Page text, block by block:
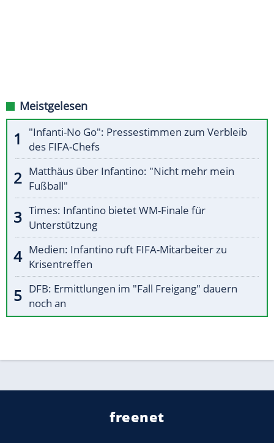
Meistgelesen
"Infanti-No Go": Pressestimmen zum Verbleib
des FIFA-Chefs
Matthäus über Infantino: "Nicht mehr mein
Fußball"
Times: Infantino bietet WM-Finale für
Unterstützung
Medien: Infantino ruft FIFA-Mitarbeiter zu
Krisentreffen
DFB: Ermittlungen im "Fall Freigang" dauern
noch an
freenet